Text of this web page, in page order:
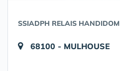
SSIADPH RELAIS HANDIDOM
68100 - MULHOUSE